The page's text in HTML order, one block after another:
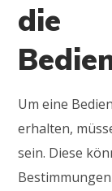
die
Um eine
erhalten,
sein. Diese